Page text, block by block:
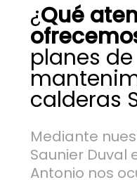
¿Qué
planes de
calderas
Mediante
Saunier Duval
Antonio nos